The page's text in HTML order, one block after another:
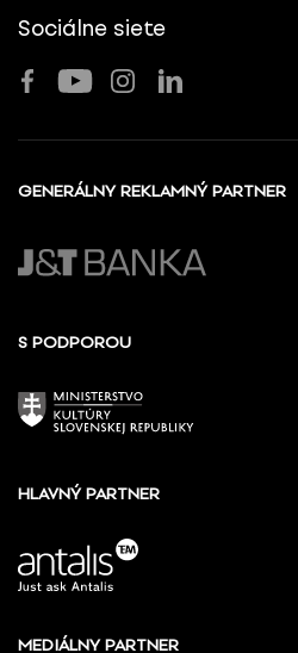
Sociálne siete
GENERÁLNY REKLAMNÝ PARTNER
S PODPOROU
HLAVNÝ PARTNER
MEDIÁLNY PARTNER